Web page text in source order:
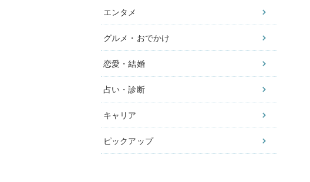
エンタメ
グルメ・おでかけ
恋愛・結婚
占い・診断
キャリア
ピックアップ